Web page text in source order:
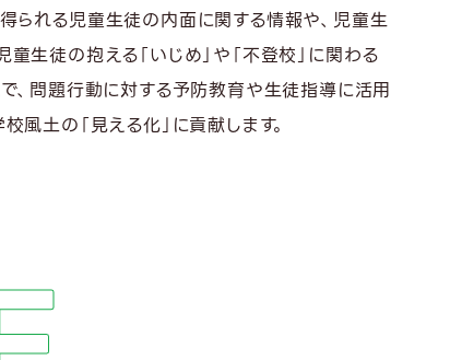
られる児童生徒の内面に関する情報や、児童生
生徒の抱える「いじめ」や「不登校」に関わる
、問題行動に対する予防教育や生徒指導に活用
風土の「見える化」に貢献します。